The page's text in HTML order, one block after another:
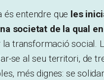
és entendre que les
societat de la qual
transformació social.
se al seu territori, de
més dignes: se